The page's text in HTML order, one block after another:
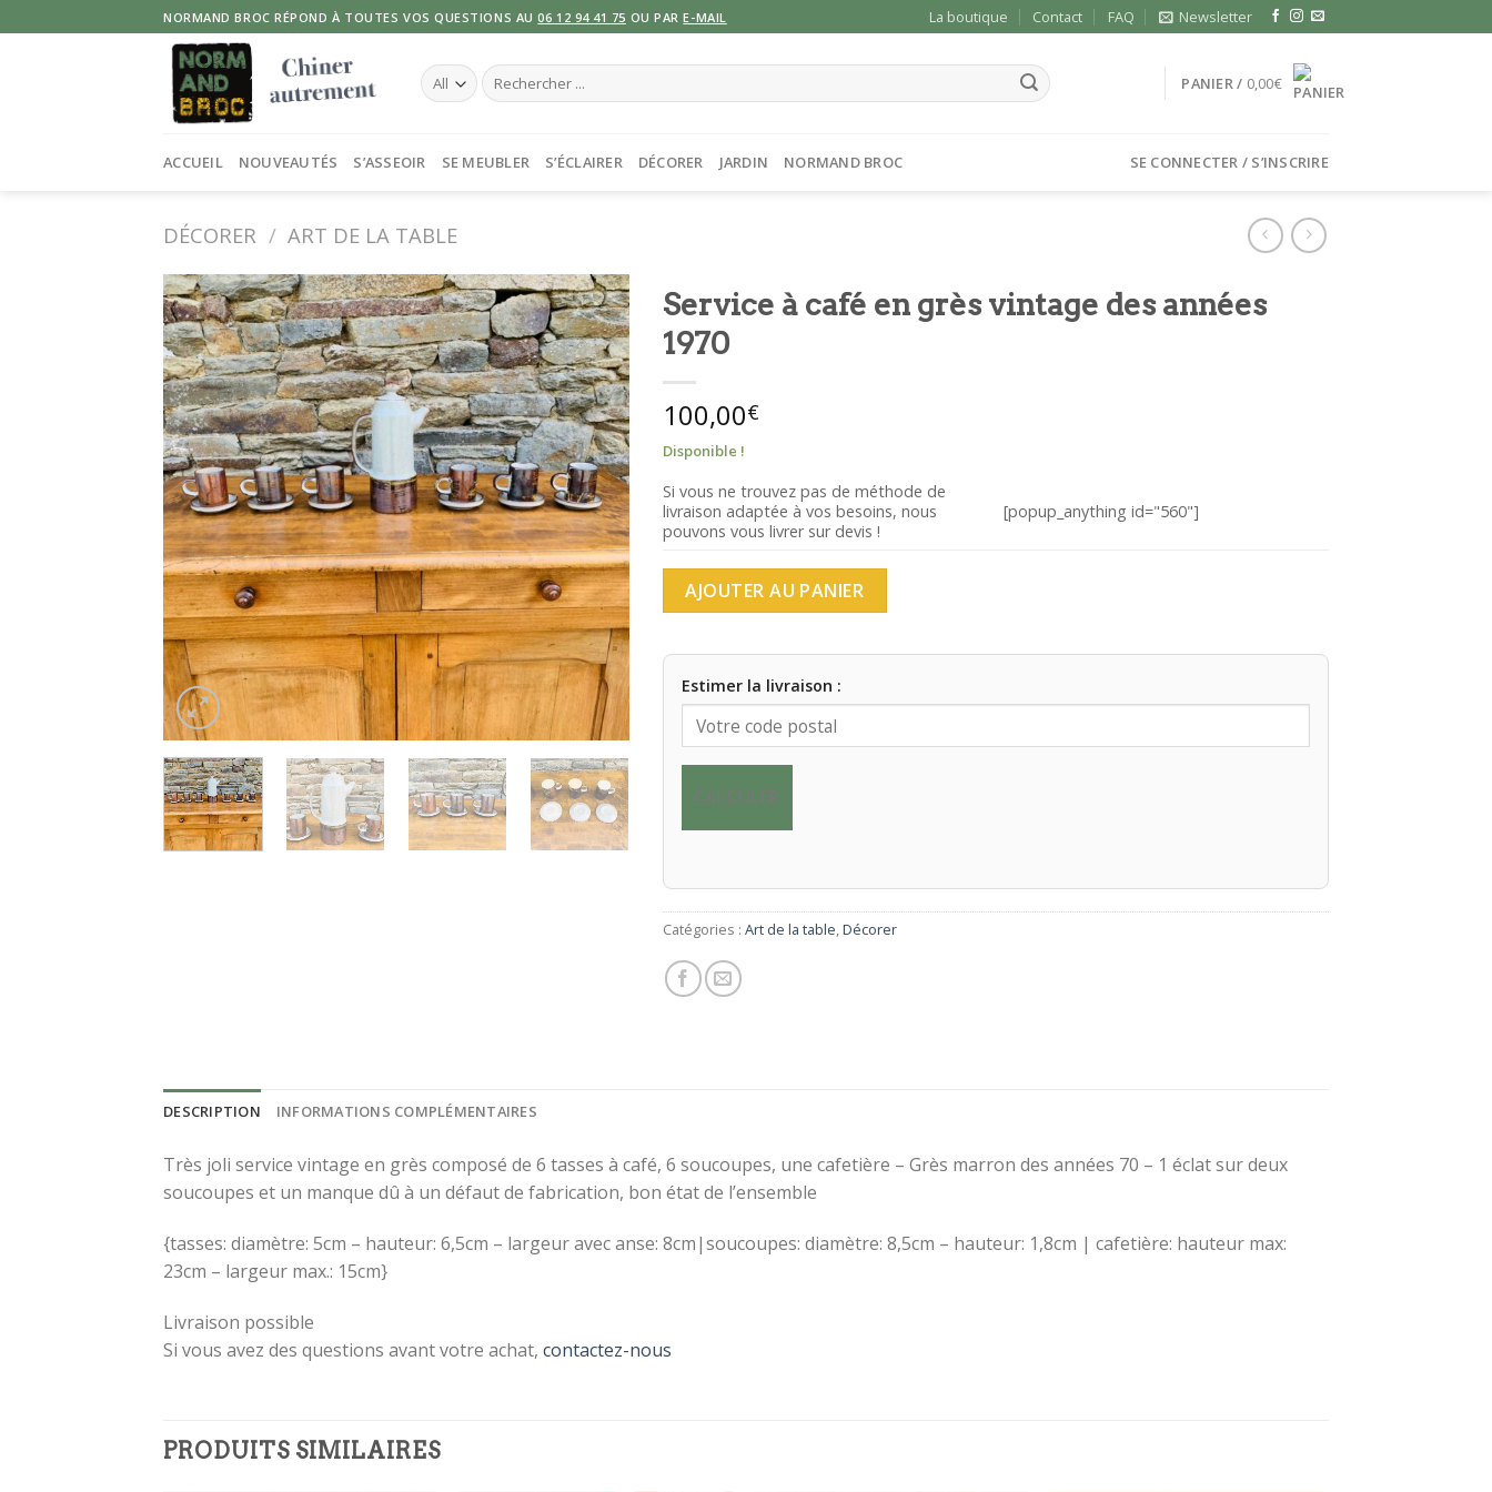
INSCRIVEZ-VOUS À
Inscrivez-vous à la newsletter pour
!
to
NORMAND BROC RÉPOND À TOUTES VOS QUESTIONS AU06 12 94 41 75 OU PARE-MAIL La boutique Contact FAQ Newsletter
Recherche
pour :
PANIER / 0,00€
ACCUEIL NOUVEAUTÉS S’ASSEOIR SE MEUBLER S’ÉCLAIRER DÉCORER JARDIN NORMAND BROC SE CONNECTER / S’INSCRIRE
DÉCORER / ART DE LA TABLE
Service à café en grès vintage des années
1970
100,00€
Disponible !
Si vous ne trouvez pas de méthode de
livraison adaptée à vos besoins, nous
pouvons vous livrer sur devis !
[popup_anything id="560"]
AJOUTER AU PANIER
Estimer la livraison :
CALCULER
Catégories : Art de la table,Décorer
DESCRIPTION INFORMATIONS COMPLÉMENTAIRES
Très joli service vintage en grès composé de 6 tasses à café, 6 soucoupes, une cafetière – Grès marron des années 70 – 1 éclat sur deux
soucoupes et un manque dû à un défaut de fabrication, bon état de l’ensemble
{tasses: diamètre: 5cm – hauteur: 6,5cm – largeur avec anse: 8cm|soucoupes: diamètre: 8,5cm – hauteur: 1,8cm | cafetière: hauteur max:
23cm – largeur max.: 15cm}
Livraison possible
Si vous avez des questions avant votre achat, contactez-nous
PRODUITS SIMILAIRES